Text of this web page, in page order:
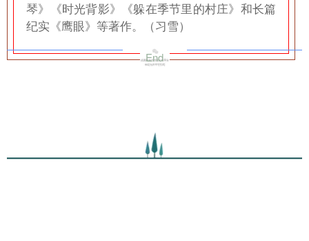
琴》《时光背影》《躲在季节里的村庄》和长篇
纪实《鹰眼》等著作。（习雪）
End